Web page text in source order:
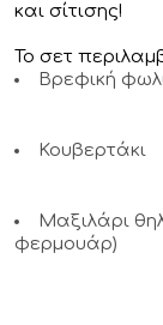
και σίτισης!
Το σετ
Βρεφική
Κουβερτάκι
Μαξιλάρι
φερμουάρ)